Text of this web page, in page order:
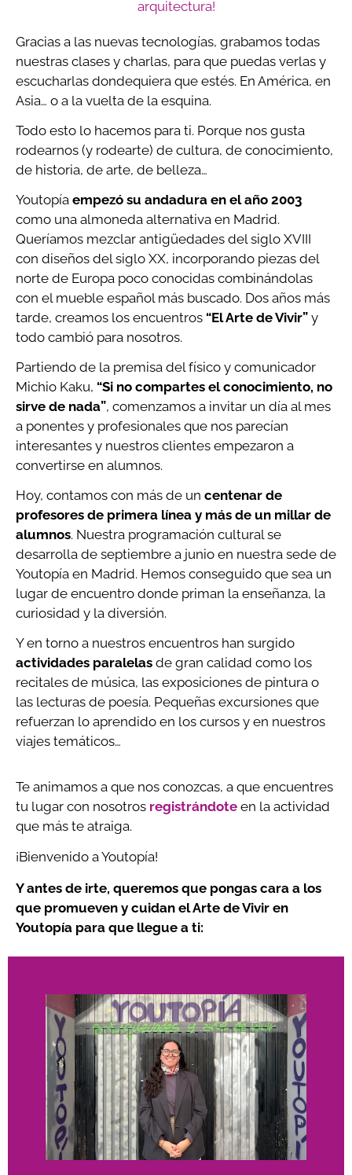
arquitectura!
Gracias a las nuevas tecnologías, grabamos todas
nuestras clases y charlas, para que puedas verlas y
escucharlas dondequiera que estés. En América, en
Asia… o a la vuelta de la esquina.
Todo esto lo hacemos para ti. Porque nos gusta
rodearnos (y rodearte) de cultura, de conocimiento,
de historia, de arte, de belleza…
Youtopía empezó su andadura en el año 2003
como una almoneda alternativa en Madrid.
Queríamos mezclar antigüedades del siglo XVIII
con diseños del siglo XX, incorporando piezas del
norte de Europa poco conocidas combinándolas
con el mueble español más buscado. Dos años más
tarde, creamos los encuentros “El Arte de Vivir” y
todo cambió para nosotros.
Partiendo de la premisa del físico y comunicador
Michio Kaku, “Si no compartes el conocimiento, no
sirve de nada”, comenzamos a invitar un día al mes
a ponentes y profesionales que nos parecían
interesantes y nuestros clientes empezaron a
convertirse en alumnos.
Hoy, contamos con más de un centenar de
profesores de primera línea y más de un millar de
alumnos. Nuestra programación cultural se
desarrolla de septiembre a junio en nuestra sede de
Youtopía en Madrid. Hemos conseguido que sea un
lugar de encuentro donde priman la enseñanza, la
curiosidad y la diversión.
Y en torno a nuestros encuentros han surgido
actividades paralelas de gran calidad como los
recitales de música, las exposiciones de pintura o
las lecturas de poesía. Pequeñas excursiones que
refuerzan lo aprendido en los cursos y en nuestros
viajes temáticos…
Te animamos a que nos conozcas, a que encuentres
tu lugar con nosotros registrándote en la actividad
que más te atraiga.
¡Bienvenido a Youtopía!
Y antes de irte, queremos que pongas cara a los
que promueven y cuidan el Arte de Vivir en
Youtopía para que llegue a ti: